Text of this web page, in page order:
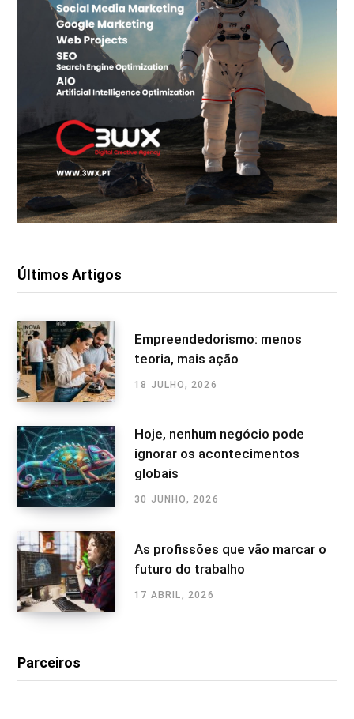
Últimos Artigos
Empreendedorismo: menos
teoria, mais ação
18 JULHO, 2026
Hoje, nenhum negócio pode
ignorar os acontecimentos
globais
30 JUNHO, 2026
As profissões que vão marcar o
futuro do trabalho
17 ABRIL, 2026
Parceiros